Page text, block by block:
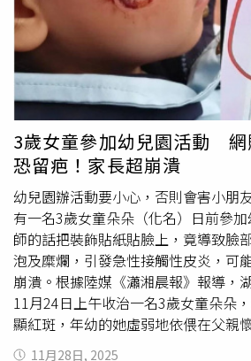
吵很久了」幾名畢業生齊聲直言。還
對於郭老師的攻勢原本不願理睬，但
突擊訪視，發現「勤學社」課後時間
視官員連學科講義都給挖了出來問責
成怒，直斥是郭老師「吹哨」。她續
態度大改，從息事寧人改採高壓反制
檢視郭老師一言一行，還真抓到了她
估」，進而上綱成曠職事件，便是希
事。「其實讓她退休就沒事了」，新
這所學校朱姓校長個性懦弱溫吞，加
紀，早就巴不得趕快「送走」郭老師
縣府，教育局卻打了回票，把郭老師
折磨，最後換來遺憾。在新竹縣擔任
鄉教育媒合平台主持人徐慧芯直言，
團體出身者把持，或許認為50出頭歲
輕輕爽退休遊山玩水」，因此不少校
少訴訟生意慘淡的律師專跑校事會議
幣2,000元半小時講沒幾句話，一個
快。更恐怖的是，「校事會議」制度
與自傷事件瘋狂增加，以2018年28
比，6年成長超過5倍，短短幾年把教
不少基層教師直指，由於校長實質掌
與否權限，校園事件調查委員更是校
大、程序不正、調查不公、違反比例
飛，變質為霸凌教師的手段，更抓不
的不適任教師。國立臺中教育大學教
出，一般上班族、醫師、工程師等產
會議」這種畸形組織來處理紛爭，如
老師當賊看」制度上路，正妥妥是撕
他回顧，近幾年除了家長生得少外，
產品導致人際關係疏離，「很多人已
處」人際信任更是已經分崩離析，「
師再求償的人了」他直指「一樣米養
3歲女童參加幼兒園活動 網
恐留疤！家長超崩潰
幼兒園辦活動要小心，否則會害小朋
有一名3歲女童朵朵（化名）日前參
師的話把裝飾貼紙貼臉上，竟導致臉
泡及糜爛，引發急性接觸性皮炎，可
崩潰。根據陸媒《瀟湘晨報》報導，
11月24日上午收治一名3歲女童朵朵
顯紅斑，年幼的她虛弱地依偎在父親
參加幼兒園活動時，聽王姓
11月28日, 2025